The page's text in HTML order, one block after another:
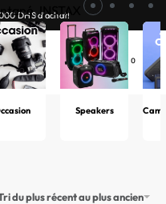
DHS d’achat!
0
,INSTAX
Speakers
du plus récent au plus ancien